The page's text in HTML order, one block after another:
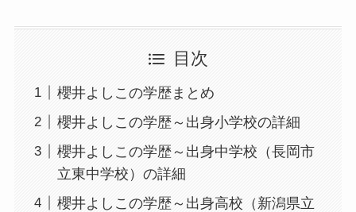
目次
櫻井よしこの学歴まとめ
櫻井よしこの学歴～出身小学校の詳細
櫻井よしこの学歴～出身中学校（長岡市
立東中学校）の詳細
櫻井よしこの学歴～出身高校（新潟県立